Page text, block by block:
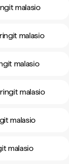
malasio
malasio
malasio
malasio
malasio
malasio